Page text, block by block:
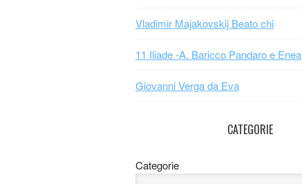
Vladimir Majakovskij Beato chi
11 Iliade -A. Baricco Pandaro e Enea
Giovanni Verga da Eva
CATEGORIE
Categorie